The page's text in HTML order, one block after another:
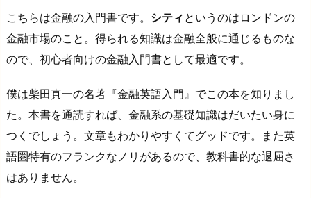
こちらは金融の入門書です。 シティ というのはロンドンの
金融市場のこと。得られる知識は金融全般に通じるものな
ので、初心者向けの金融入門書として最適です。
僕は柴田真一の名著『金融英語入門』でこの本を知りまし
た。本書を通読すれば、金融系の基礎知識はだいたい身に
つくでしょう。文章もわかりやすくてグッドです。また英
語圏特有のフランクなノリがあるので、教科書的な退屈さ
はありません。